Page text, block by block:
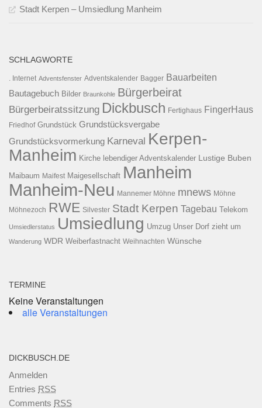
Stadt Kerpen – Umsiedlung Manheim
SCHLAGWORTE
. Internet Adventsfenster Adventskalender Bagger Bauarbeiten
Bautagebuch Bilder Braunkohle Bürgerbeirat
Bürgerbeiratssitzung Dickbusch Fertighaus FingerHaus
Friedhof Grundstück Grundstücksvergabe
Grundstücksvormerkung Karneval Kerpen-
Manheim Kirche lebendiger Adventskalender Lustige Buben
Maibaum Maifest Maigesellschaft Manheim
Manheim-Neu Mannemer Möhne mnews Möhne
Möhnezoch RWE Silvester Stadt Kerpen Tagebau Telekom
Umsiedlerstatus Umsiedlung Umzug Unser Dorf zieht um
Wanderung WDR Weiberfastnacht Weihnachten Wünsche
TERMINE
Keine Veranstaltungen
alle Veranstaltungen
DICKBUSCH.DE
Anmelden
Entries RSS
Comments RSS